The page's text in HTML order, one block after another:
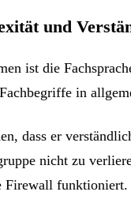
und
ist die
in
dass er
nicht zu
Firewall funktioniert.